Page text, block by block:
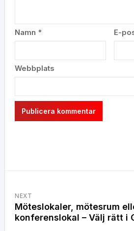
Namn * E-
Webbplats
NEXT
Möteslokaler, mötesrum
konferenslokal – Välj rätt i